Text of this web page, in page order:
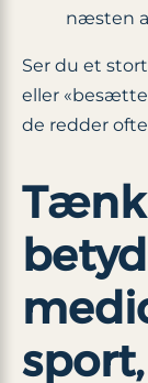
næsten
Ser du et
eller
de redder